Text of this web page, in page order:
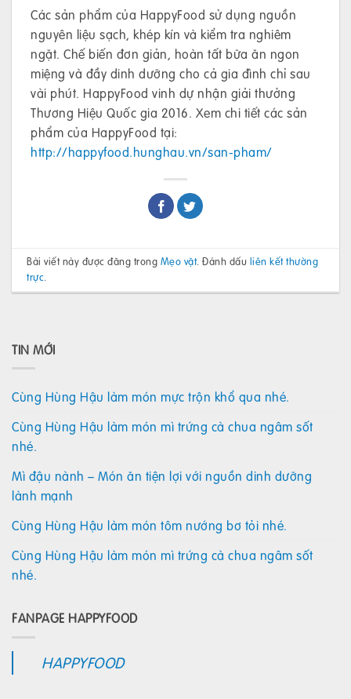
Các sản phẩm của HappyFood sử dụng nguồn
nguyên liệu sạch, khép kín và kiểm tra nghiêm
ngặt. Chế biến đơn giản, hoàn tất bữa ăn ngon
miệng và đầy dinh dưỡng cho cả gia đình chỉ sau
vài phút. HappyFood vinh dự nhận giải thưởng
Thương Hiệu Quốc gia 2016. Xem chi tiết các sản
phẩm của HappyFood tại:
http://happyfood.hunghau.vn/san-pham/
Bài viết này được đăng trong Mẹo vặt. Đánh dấu liên kết thường
trực.
TIN MỚI
Cùng Hùng Hậu làm món mực trộn khổ qua nhé.
Cùng Hùng Hậu làm món mì trứng cà chua ngâm sốt
nhé.
Mì đậu nành – Món ăn tiện lợi với nguồn dinh dưỡng
lành mạnh
Cùng Hùng Hậu làm món tôm nướng bơ tỏi nhé.
Cùng Hùng Hậu làm món mì trứng cà chua ngâm sốt
nhé.
FANPAGE HAPPYFOOD
HAPPYFOOD